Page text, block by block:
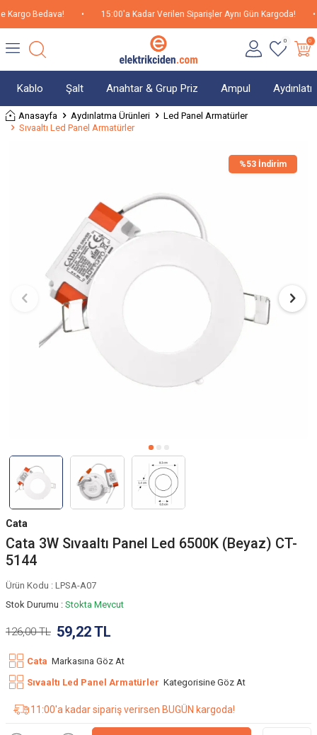
Bedava! 15:00'a Kadar Verilen Siparişler Aynı Gün Kargoda!
0 0
Kablo Şalt Anahtar & Grup Priz Ampul
Anasayfa Aydınlatma Ürünleri
Led Panel Armatürler
Sıvaaltı Led Panel Armatürler
%53 İndirim
Cata
Cata 3W Sıvaaltı Panel Led 6500K (Beyaz) CT-
5144
Ürün Kodu : LPSA-A07
Stok Durumu : Stokta Mevcut
126,00TL 59,22TL
Cata Markasına Göz At
Sıvaaltı Led Panel Armatürler Kategorisine Göz At
11:00'a kadar sipariş verirsen BUGÜN kargoda!